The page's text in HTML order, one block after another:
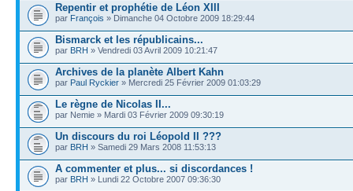
Repentir et prophétie de Léon XIII
par François » Dimanche 04 Octobre 2009 18:29:44
Bismarck et les républicains...
par BRH » Vendredi 03 Avril 2009 10:21:47
Archives de la planète Albert Kahn
par Paul Ryckier » Mercredi 25 Février 2009 01:03:29
Le règne de Nicolas II...
par Nemie » Mardi 03 Février 2009 09:30:19
Un discours du roi Léopold II ???
par BRH » Samedi 29 Mars 2008 11:53:13
A commenter et plus... si discordances !
par BRH » Lundi 22 Octobre 2007 09:36:30